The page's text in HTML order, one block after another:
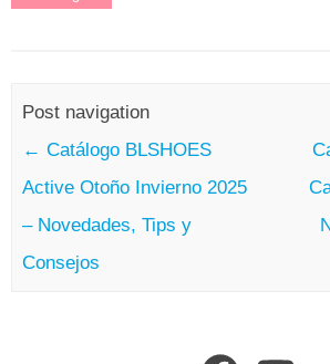
Post navigation
← Catálogo BLSHOES
Active Otoño Invierno 2025
– Novedades, Tips y
Consejos